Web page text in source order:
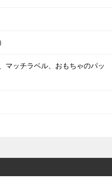
マッチラベル、おもちゃのパッ